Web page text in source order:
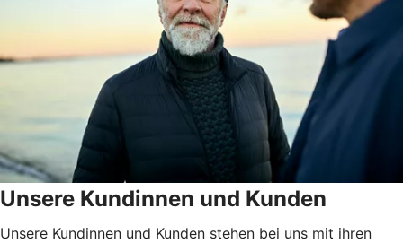
Unsere Kundinnen und Kunden
Unsere Kundinnen und Kunden stehen bei uns mit ihren